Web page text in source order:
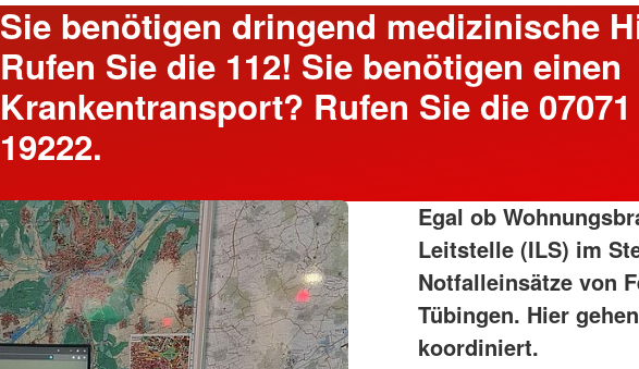
Sie benötigen dringend medizinische
Rufen Sie die 112! Sie benötigen einen
Krankentransport? Rufen Sie die 07071
19222.
Egal ob
Leitstelle (ILS) im
Notfalleinsätze von
Tübingen. Hier
koordiniert.